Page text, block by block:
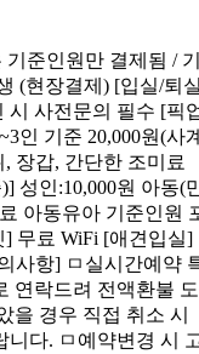
준인원만 결제됨 /
(현장결제) [입실/퇴
시 사전문의 필수 [픽
인 기준 20,000원(사
장갑, 간단한 조미료
성인:10,000원 아동(
아동유아 기준인원
무료 WiFi [애견입실]
사항] ㅁ실시간예약
연락드려 전액환불 도
을 경우 직접 취소 시
니다. ㅁ예약변경 시